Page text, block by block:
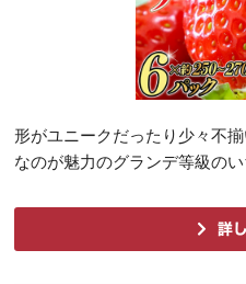
形がユニークだったり少々不
なのが魅力のグランデ等級のい